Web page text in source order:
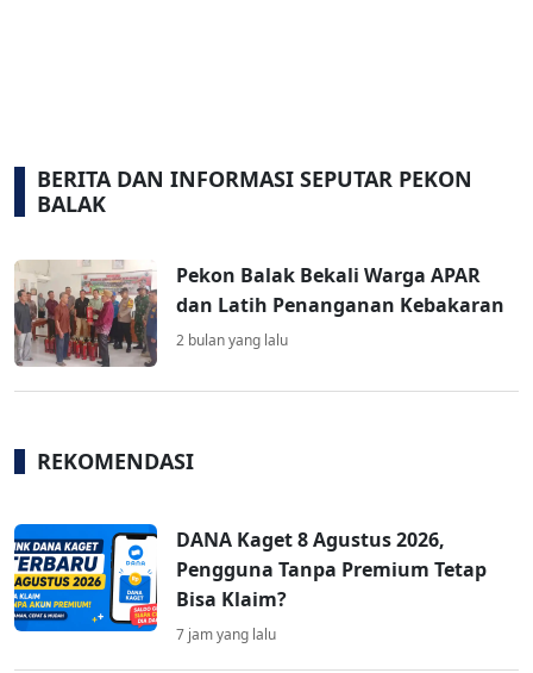
BERITA DAN INFORMASI SEPUTAR PEKON
BALAK
Pekon Balak Bekali Warga APAR
dan Latih Penanganan Kebakaran
2 bulan yang lalu
REKOMENDASI
DANA Kaget 8 Agustus 2026,
Pengguna Tanpa Premium Tetap
Bisa Klaim?
7 jam yang lalu